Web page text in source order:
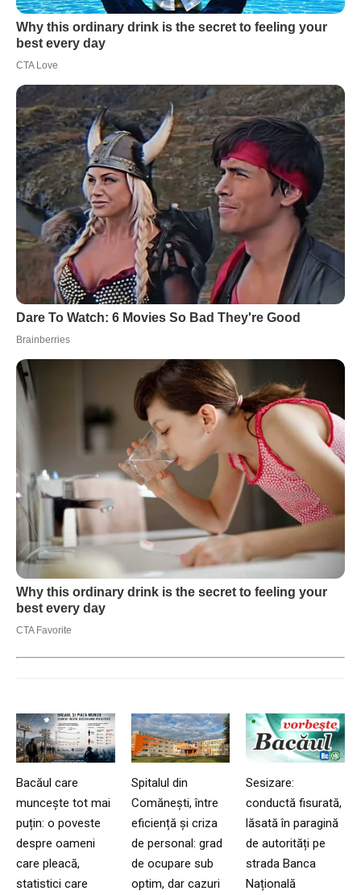
Bacăul care
muncește tot mai
puțin: o poveste
despre oameni
care pleacă,
statistici care
Spitalul din
Comănești, între
eficiență și criza
de personal: grad
de ocupare sub
optim, dar cazuri
Sesizare:
conductă fisurată,
lăsată în paragină
de autorități pe
strada Banca
Națională